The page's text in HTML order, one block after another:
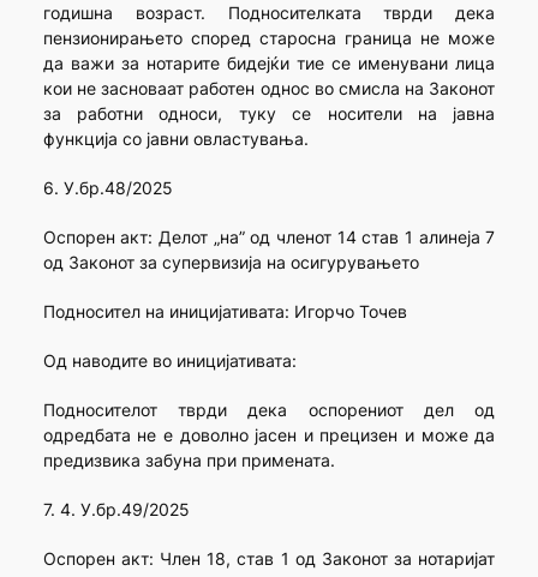
годишна возраст. Подносителката тврди дека
пензионирањето според старосна граница не може
да важи за нотарите бидејќи тие се именувани лица
кои не засноваат работен однос во смисла на Законот
за работни односи, туку се носители на јавна
функција со јавни овластувања.
6. У.бр.48/2025
Оспорен акт: Делот „на” од членот 14 став 1 алинеја 7
од Законот за супервизија на осигурувањето
Подносител на иницијативата: Игорчо Точев
Од наводите во иницијативата:
Подносителот тврди дека оспорениот дел од
одредбата не е доволно јасен и прецизен и може да
предизвика забуна при примената.
7. 4. У.бр.49/2025
Оспорен акт: Член 18, став 1 од Законот за нотаријат